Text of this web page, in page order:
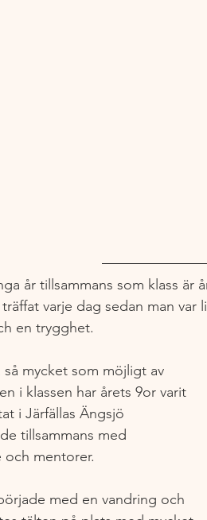
år tillsammans som klass är
varje dag sedan man var
en trygghet.
mycket som möjligt av
i klassen har årets 9or varit
i Järfällas Ängsjö
tillsammans med
och mentorer.
med en vandring och